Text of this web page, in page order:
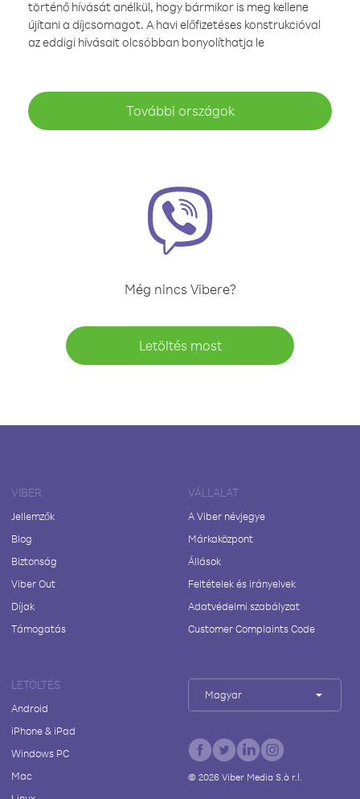
történő hívását anélkül, hogy bármikor is meg kellene
újítani a díjcsomagot. A havi előfizetéses konstrukcióval
az eddigi hívásait olcsóbban bonyolíthatja le
További országok
Még nincs Vibere?
Letöltés most
VIBER
Jellemzők
Blog
Biztonság
Viber Out
Díjak
Támogatás
VÁLLALAT
A Viber névjegye
Márkaközpont
Állások
Feltételek és irányelvek
Adatvédelmi szabályzat
Customer Complaints Code
LETÖLTÉS
Android
iPhone & iPad
Windows PC
Mac
Magyar
© 2026Viber Media S.à r.l.